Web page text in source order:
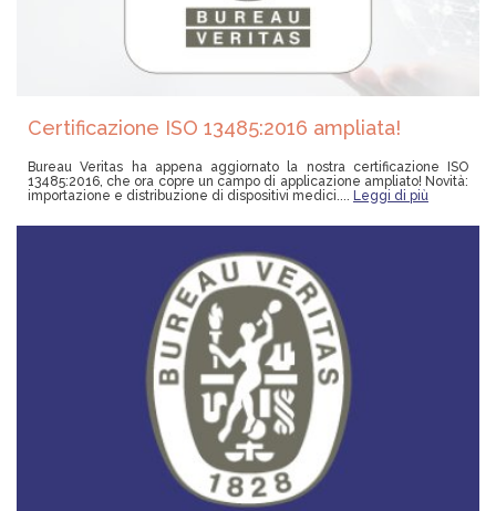
Certificazione ISO 13485:2016 ampliata!
Bureau Veritas ha appena aggiornato la nostra certificazione ISO
13485:2016, che ora copre un campo di applicazione ampliato! Novità:
importazione e distribuzione di dispositivi medici.... Leggi di più